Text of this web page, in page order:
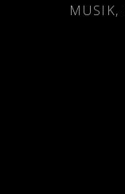
MUSIK,